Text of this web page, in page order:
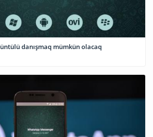
da görüntülü danışmaq mümkün olacaq